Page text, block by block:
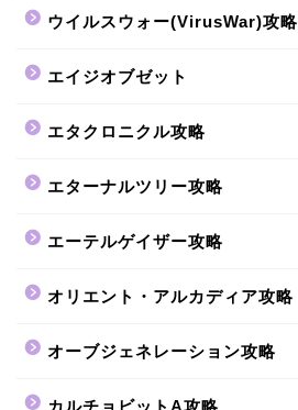
ウイルスウォー(VirusWar)攻略
エイジオブゼット
エタクロニクル攻略
エターナルツリー攻略
エーテルゲイザー攻略
オリエント・アルカディア攻略
オーブジェネレーション攻略